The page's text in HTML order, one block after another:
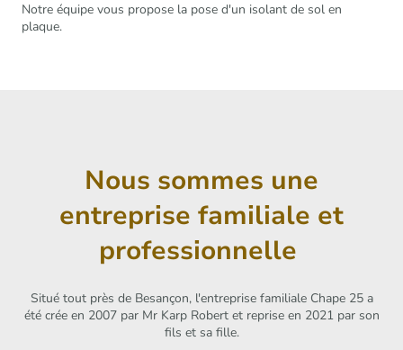
Notre équipe vous propose la pose d'un isolant de sol en
plaque.
Nous sommes une
entreprise familiale et
professionnelle
Situé tout près de Besançon, l'entreprise familiale Chape 25 a
été crée en 2007 par Mr Karp Robert et reprise en 2021 par son
fils et sa fille.